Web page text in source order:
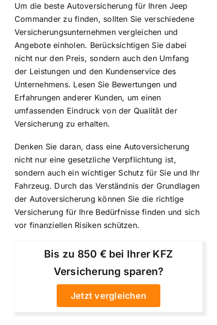
Um die beste Autoversicherung für Ihren Jeep
Commander zu finden, sollten Sie verschiedene
Versicherungsunternehmen vergleichen und
Angebote einholen. Berücksichtigen Sie dabei
nicht nur den Preis, sondern auch den Umfang
der Leistungen und den Kundenservice des
Unternehmens. Lesen Sie Bewertungen und
Erfahrungen anderer Kunden, um einen
umfassenden Eindruck von der Qualität der
Versicherung zu erhalten.
Denken Sie daran, dass eine Autoversicherung
nicht nur eine gesetzliche Verpflichtung ist,
sondern auch ein wichtiger Schutz für Sie und Ihr
Fahrzeug. Durch das Verständnis der Grundlagen
der Autoversicherung können Sie die richtige
Versicherung für Ihre Bedürfnisse finden und sich
vor finanziellen Risiken schützen.
Bis zu 850 € bei Ihrer KFZ
Versicherung sparen?
Jetzt vergleichen